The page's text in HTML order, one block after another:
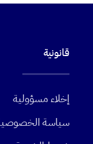
قانونية
إخلاء مسؤولية
سياسة